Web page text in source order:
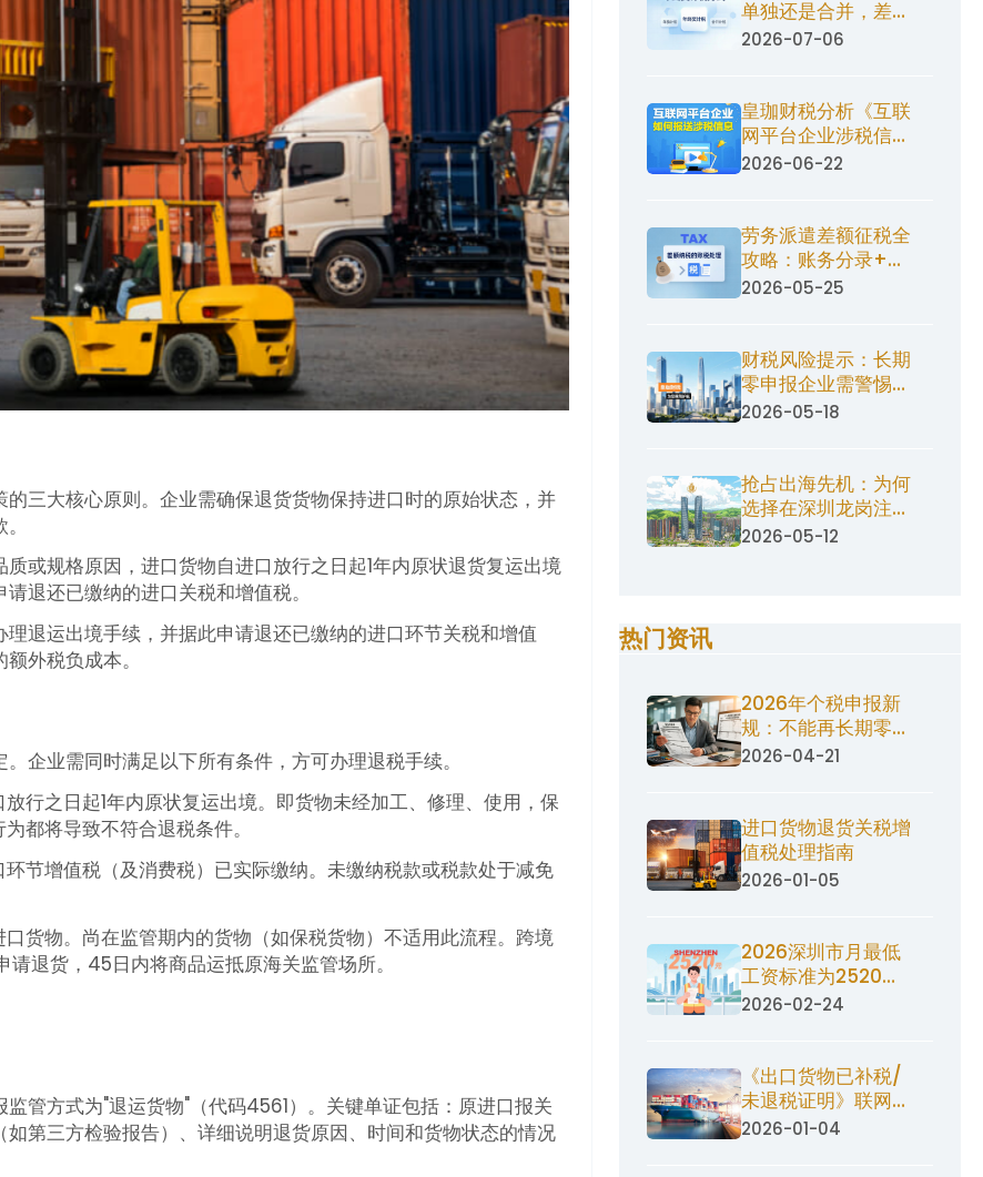
三大核心原则。企业需确保退货货物保持进口时的原始状态，并
或规格原因，进口货物自进口放行之日起1年内原状退货复运出境
退还已缴纳的进口关税和增值税。
退运出境手续，并据此申请退还已缴纳的进口环节关税和增值
外税负成本。
。企业需同时满足以下所有条件，方可办理退税手续。
行之日起1年内原状复运出境。即货物未经加工、修理、使用，保
都将导致不符合退税条件。
节增值税（及消费税）已实际缴纳。未缴纳税款或税款处于减免
货物。尚在监管期内的货物（如保税货物）不适用此流程。跨境
退货，45日内将商品运抵原海关监管场所。
管方式为"退运货物"（代码4561）。关键单证包括：原进口报关
第三方检验报告）、详细说明退货原因、时间和货物状态的情况
单独还是合并，差的
可能不止一点点
2026-07-06
皇珈财税分析《互联
网平台企业涉税信息
报送规定》
2026-06-22
劳务派遣差额征税全
攻略：账务分录+申
报指引
2026-05-25
财税风险提示：长期
零申报企业需警惕开
票功能受限
2026-05-18
抢占出海先机：为何
选择在深圳龙岗注册
公司做跨境电商？
2026-05-12
热门资讯
2026年个税申报新
规：不能再长期零申
报
2026-04-21
进口货物退货关税增
值税处理指南
2026-01-05
2026深圳市月最低
工资标准为2520
元，是广东省最高标
2026-02-24
《出口货物已补税/
未退税证明》联网核
查新政下的企业
2026-01-04